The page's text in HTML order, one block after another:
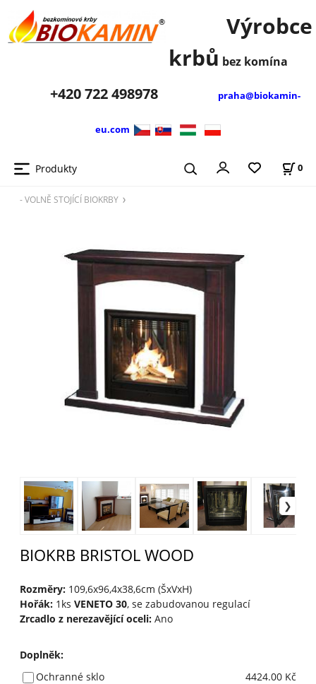
Výrobce
krbů bez komína
+420722 498978 praha@biokamin-
eu.com
Produkty 0
- VOLNĚ STOJÍCÍ BIOKRBY
BIOKRB BRISTOL WOOD
Rozměry:109,6x96,4x38,6cm (ŠxVxH)
Hořák:1ks VENETO 30, se zabudovanou regulací
Zrcadlo z nerezavějící oceli:Ano
Doplněk:
Ochranné sklo
4424.00 Kč